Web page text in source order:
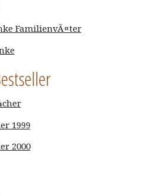
FamilienvÃ¤ter
1999
2000